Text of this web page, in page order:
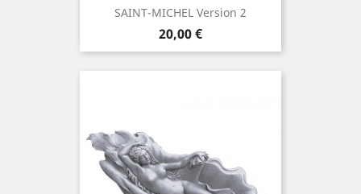
SAINT-MICHEL Version 2
Prix
20,00 €